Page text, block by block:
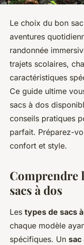
Le choix du bon
aventures
randonnée
trajets scolaires,
caractéristiques
Ce guide ultime
sacs à dos
conseils pratiques
parfait. Préparez-
confort et style.
Comprendre
sacs à dos
Les types de sacs
chaque modèle
spécifiques. Un sac